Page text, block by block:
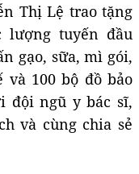
Thị Lệ trao tặng
tuyến đầu
gạo, sữa, mì gói,
100 bộ đồ bảo
đội ngũ y bác sĩ,
và cùng chia sẻ